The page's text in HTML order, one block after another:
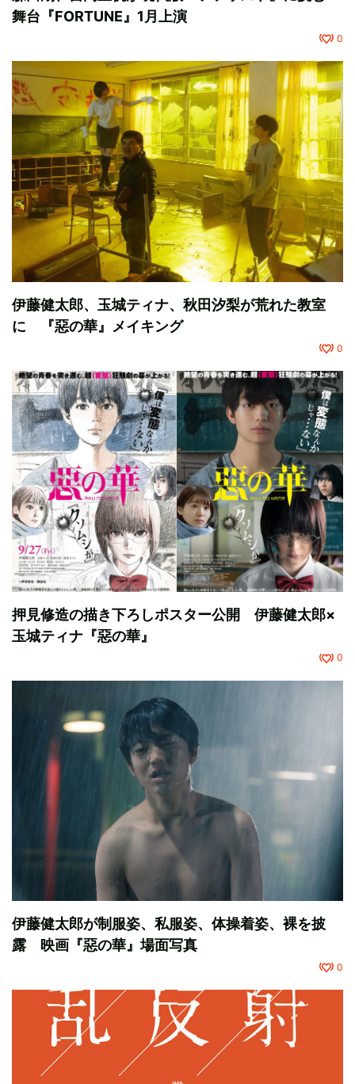
舞台『FORTUNE』1月上演
0
伊藤健太郎、玉城ティナ、秋田汐梨が荒れた教室
に 『惡の華』メイキング
0
押見修造の描き下ろしポスター公開 伊藤健太郎×
玉城ティナ『惡の華』
0
伊藤健太郎が制服姿、私服姿、体操着姿、裸を披
露 映画『惡の華』場面写真
0